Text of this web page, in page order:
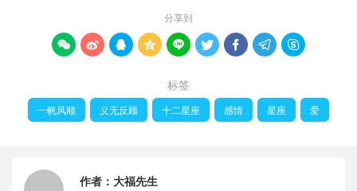
分享到
        
标签
一帆风顺 义无反顾 十二星座 感情 星座 爱
作者： 大福先生